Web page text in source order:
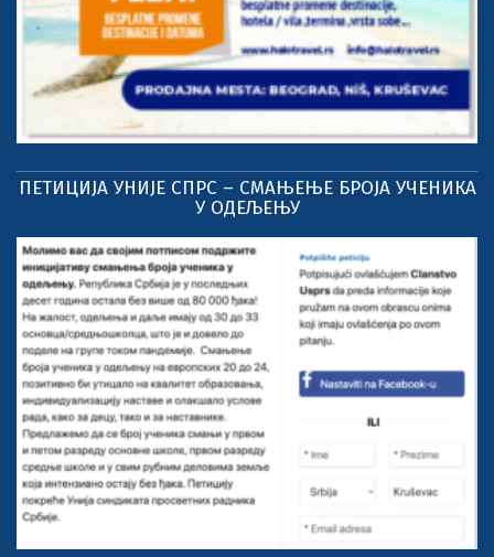
ПЕТИЦИЈА УНИЈЕ СПРС – СМАЊЕЊЕ БРОЈА УЧЕНИКА
У ОДЕЉЕЊУ